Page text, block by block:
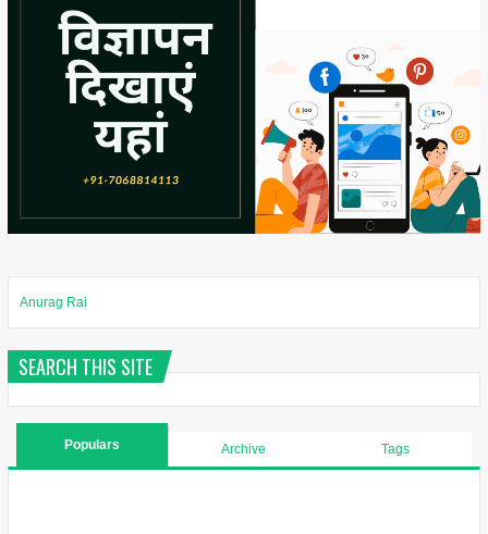
Anurag Rai
SEARCH THIS SITE
Populars Archive Tags